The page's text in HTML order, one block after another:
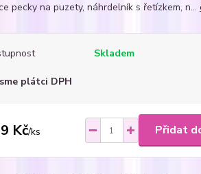
pecky na puzety, náhrdelník s řetízkem, n...
Skladem
plátci DPH
Kč/ks Přidat